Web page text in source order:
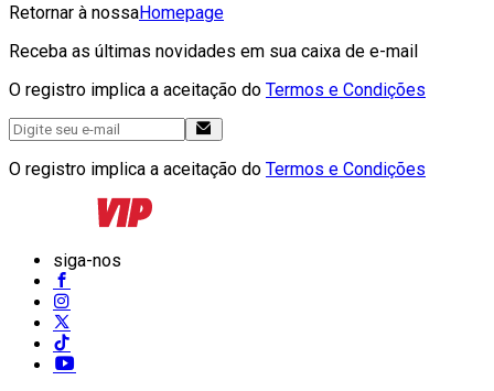
Retornar à nossaHomepage
Receba as últimas novidades em sua caixa de e-mail
O registro implica a aceitação do Termos e Condições
O registro implica a aceitação do Termos e Condições
siga-nos